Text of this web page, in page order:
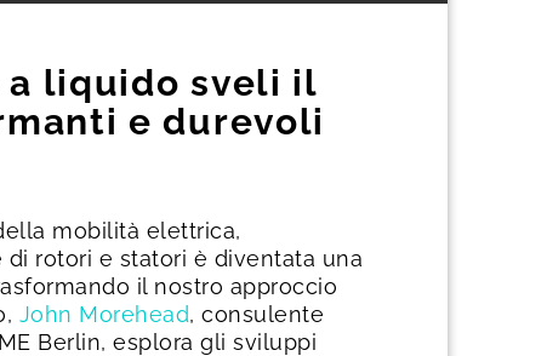
a liquido sveli il
e durevoli
mobilità elettrica,
rotori e statori è diventata una
il nostro approccio
John Morehead, consulente
Berlin, esplora gli sviluppi